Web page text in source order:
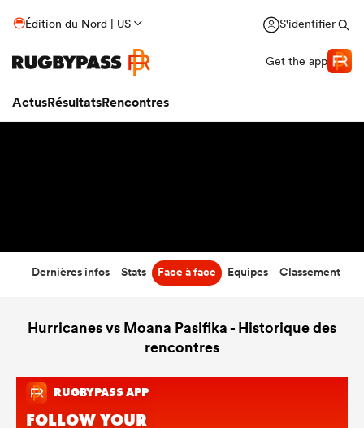
Édition du Nord | US S'identifier
Get the app
ActusRésultatsRencontres
Dernières infos Stats Face à face Equipes Classement
Hurricanes vs Moana Pasifika - Historique des
rencontres